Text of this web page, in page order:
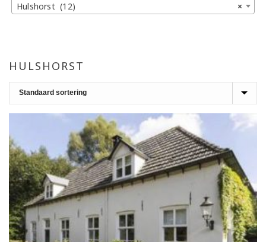
HULSHORST
×
Hulshorst (12)